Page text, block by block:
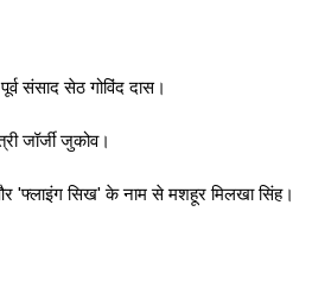
संसाद सेठ गोविंद दास।
जॉर्जी जुकोव।
'फ्लाइंग सिख' के नाम से मशहूर मिलखा सिंह।